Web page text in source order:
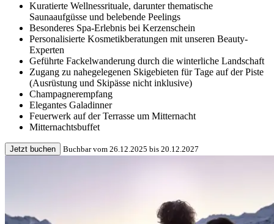
Kuratierte Wellnessrituale, darunter thematische
Saunaaufgüsse und belebende Peelings
Besonderes Spa-Erlebnis bei Kerzenschein
Personalisierte Kosmetikberatungen mit unseren Beauty-
Experten
Geführte Fackelwanderung durch die winterliche Landschaft
Zugang zu nahegelegenen Skigebieten für Tage auf der Piste
(Ausrüstung und Skipässe nicht inklusive)
Champagnerempfang
Elegantes Galadinner
Feuerwerk auf der Terrasse um Mitternacht
Mitternachtsbuffet
Jetzt buchen Buchbar vom 26.12.2025 bis 20.12.2027